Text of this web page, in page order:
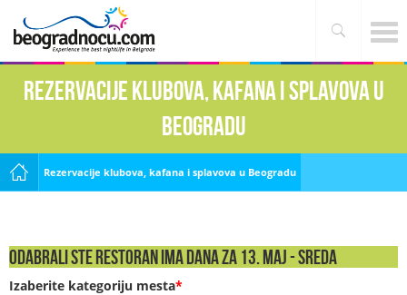
Rezervacije klubova, kafana i splavova u
Beogradu
Rezervacije klubova, kafana i splavova u Beogradu
Odabrali ste Restoran Ima Dana za 13. Maj - SREDA
Izaberite kategoriju mesta*